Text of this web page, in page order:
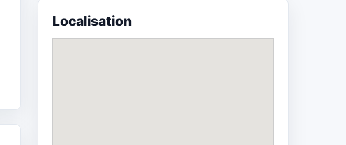
Localisation